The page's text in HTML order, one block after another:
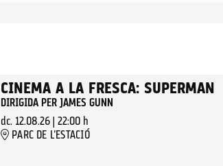
CINEMA A LA FRESCA: SUPERMAN
DIRIGIDA PER JAMES GUNN
dc. 12.08.26| 22:00 h
PARC DE L'ESTACIÓ